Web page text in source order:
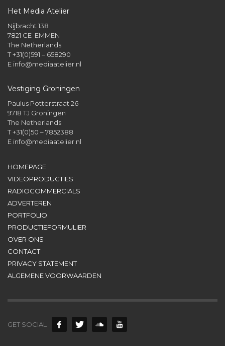
Het Media Atelier
Nijbracht 138
7821 CE EMMEN
The Netherlands
T +31(0)591 – 658290
E info@mediaatelier.nl
Vestiging Groningen
Paulus Potterstraat 26
9718 TJ Groningen
The Netherlands
T +31(0)50 – 7852388
E info@mediaatelier.nl
HOMEPAGE
VIDEOPRODUCTIES
RADIOCOMMERCIALS
ADVERTEREN
PORTFOLIO
PRODUCTIEFORMULIER
OVER ONS
CONTACT
PRIVACY STATEMENT
ALGEMENE VOORWAARDEN
GET SOCIAL